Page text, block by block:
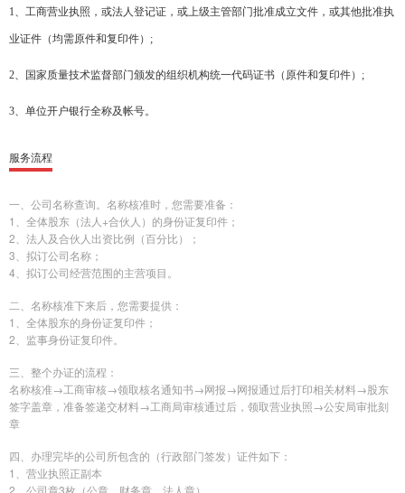
1、工商营业执照，或法人登记证，或上级主管部门批准成立文件，或其他批准执
业证件（均需原件和复印件）;
2、国家质量技术监督部门颁发的组织机构统一代码证书（原件和复印件）;
3、单位开户银行全称及帐号。
服务流程
一、公司名称查询。名称核准时，您需要准备：
1、全体股东（法人+合伙人）的身份证复印件；
2、法人及合伙人出资比例（百分比）；
3、拟订公司名称；
4、拟订公司经营范围的主营项目。
二、名称核准下来后，您需要提供：
1、全体股东的身份证复印件；
2、监事身份证复印件。
三、整个办证的流程：
名称核准→工商审核→领取核名通知书→网报→网报通过后打印相关材料→股东
签字盖章，准备签递交材料→工商局审核通过后，领取营业执照→公安局审批刻
章
四、办理完毕的公司所包含的（行政部门签发）证件如下：
1、营业执照正副本
2、公司章3枚（公章、财务章、法人章）